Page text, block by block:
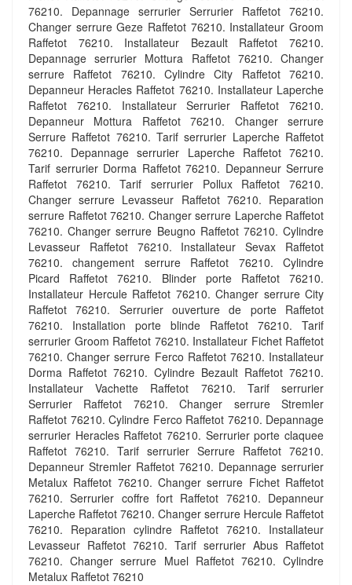
76210. Depannage serrurier Serrurier Raffetot 76210.
Changer serrure Geze Raffetot 76210. Installateur Groom
Raffetot 76210. Installateur Bezault Raffetot 76210.
Depannage serrurier Mottura Raffetot 76210. Changer
serrure Raffetot 76210. Cylindre City Raffetot 76210.
Depanneur Heracles Raffetot 76210. Installateur Laperche
Raffetot 76210. Installateur Serrurier Raffetot 76210.
Depanneur Mottura Raffetot 76210. Changer serrure
Serrure Raffetot 76210. Tarif serrurier Laperche Raffetot
76210. Depannage serrurier Laperche Raffetot 76210.
Tarif serrurier Dorma Raffetot 76210. Depanneur Serrure
Raffetot 76210. Tarif serrurier Pollux Raffetot 76210.
Changer serrure Levasseur Raffetot 76210. Reparation
serrure Raffetot 76210. Changer serrure Laperche Raffetot
76210. Changer serrure Beugno Raffetot 76210. Cylindre
Levasseur Raffetot 76210. Installateur Sevax Raffetot
76210. changement serrure Raffetot 76210. Cylindre
Picard Raffetot 76210. Blinder porte Raffetot 76210.
Installateur Hercule Raffetot 76210. Changer serrure City
Raffetot 76210. Serrurier ouverture de porte Raffetot
76210. Installation porte blinde Raffetot 76210. Tarif
serrurier Groom Raffetot 76210. Installateur Fichet Raffetot
76210. Changer serrure Ferco Raffetot 76210. Installateur
Dorma Raffetot 76210. Cylindre Bezault Raffetot 76210.
Installateur Vachette Raffetot 76210. Tarif serrurier
Serrurier Raffetot 76210. Changer serrure Stremler
Raffetot 76210. Cylindre Ferco Raffetot 76210. Depannage
serrurier Heracles Raffetot 76210. Serrurier porte claquee
Raffetot 76210. Tarif serrurier Serrure Raffetot 76210.
Depanneur Stremler Raffetot 76210. Depannage serrurier
Metalux Raffetot 76210. Changer serrure Fichet Raffetot
76210. Serrurier coffre fort Raffetot 76210. Depanneur
Laperche Raffetot 76210. Changer serrure Hercule Raffetot
76210. Reparation cylindre Raffetot 76210. Installateur
Levasseur Raffetot 76210. Tarif serrurier Abus Raffetot
76210. Changer serrure Muel Raffetot 76210. Cylindre
Metalux Raffetot 76210